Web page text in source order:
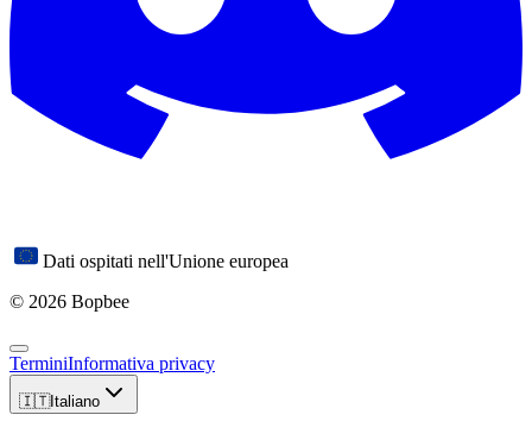
Dati ospitati nell'Unione europea
© 2026 Bopbee
TerminiInformativa privacy
🇮🇹Italiano